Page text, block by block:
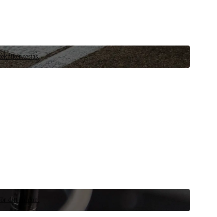
testas.
ditt fordon.